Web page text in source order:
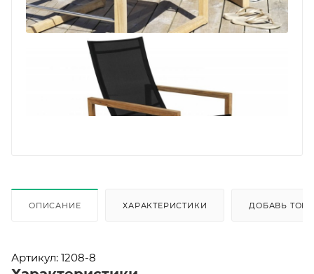
ОПИСАНИЕ ХАРАКТЕРИСТИКИ ДОБАВЬ
Артикул: 1208-8